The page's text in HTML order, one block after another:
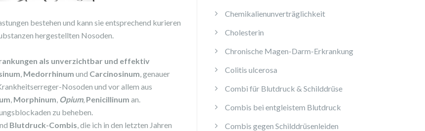
bestehen und kann sie entsprechend kurieren
hergestellten Nosoden.
als unverzichtbar und effektiv
, Medorrhinum und Carcinosinum, genauer
Nosoden und vor allem aus
, Morphinum, Opium, Penicillinum an.
zu beheben.
Blutdruck-Combis, die ich in den letzten Jahren
Chemikalienunverträglichkeit
Cholesterin
Chronische Magen-Darm-Erkrankung
Colitis ulcerosa
Combi für Blutdruck & Schilddrüse
Combis bei entgleistem Blutdruck
Combis gegen Schilddrüsenleiden